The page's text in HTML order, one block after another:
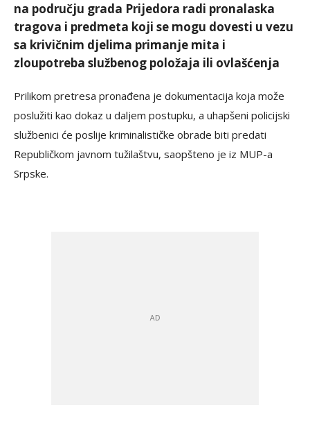
na području grada Prijedora radi pronalaska
tragova i predmeta koji se mogu dovesti u vezu
sa krivičnim djelima primanje mita i
zloupotreba službenog položaja ili ovlašćenja
Prilikom pretresa pronađena je dokumentacija koja može
poslužiti kao dokaz u daljem postupku, a uhapšeni policijski
službenici će poslije kriminalističke obrade biti predati
Republičkom javnom tužilaštvu, saopšteno je iz MUP-a
Srpske.